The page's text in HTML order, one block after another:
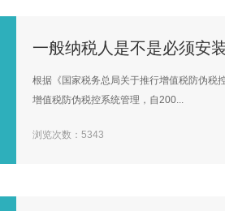
一般纳税人是不是必须安
根据《国家税务总局关于推行增值税防伪税
增值税防伪税控系统管理，自200...
浏览次数：5343